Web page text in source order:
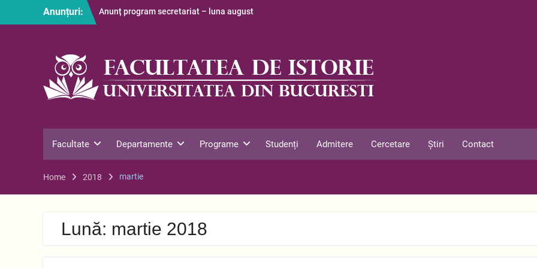
Anunțuri:
Anunț program secretariat – luna august
Facultate Departamente Programe Studenți Admitere Cercetare Știri Contact
Home 2018 martie
Lună: martie 2018